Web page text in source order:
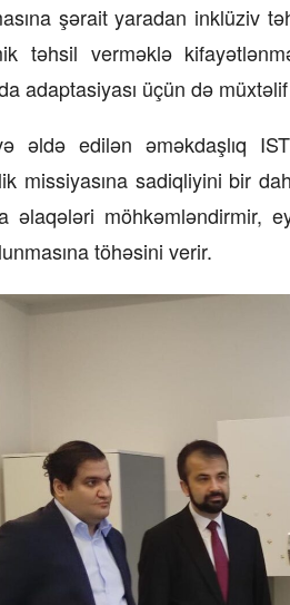
şərait yaradan inklüziv
təhsil verməklə
adaptasiyası üçün də
əldə edilən əməkdaşlıq
missiyasına sadiqliyini bir
əlaqələri möhkəmləndirmir,
töhəsini verir.